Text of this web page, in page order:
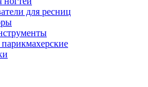
для ресниц